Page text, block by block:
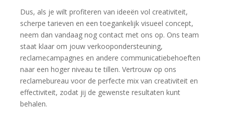
Dus, als je wilt profiteren van ideeën vol creativiteit,
scherpe tarieven en een toegankelijk visueel concept,
neem dan vandaag nog contact met ons op. Ons team
staat klaar om jouw verkoopondersteuning,
reclamecampagnes en andere communicatiebehoeften
naar een hoger niveau te tillen. Vertrouw op ons
reclamebureau voor de perfecte mix van creativiteit en
effectiviteit, zodat jij de gewenste resultaten kunt
behalen.